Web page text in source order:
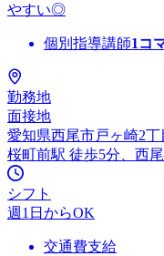
やすい◎
個別指導講師1コ
勤務地
面接地
愛知県西尾市戸ヶ崎2丁
桜町前駅 徒歩5分、西
シフト
週1日からOK
交通費支給